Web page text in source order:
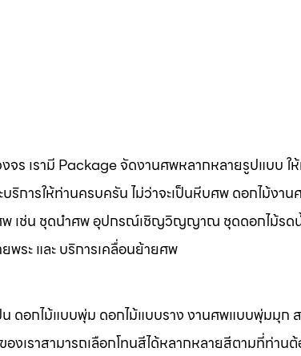
ร เรามี Package จัดงานศพหลากหลายรูปแบบ ใ
การให้ท่านครบครัน ไม่ว่าจะเป็นหีบศพ ดอกไม้งา
ศพ เช่น ชุดนำศพ อุปกรณ์เชิญวิญญาณ ชุดดอกไม้รด
ระ และ บริการเคลื่อนย้ายศพ
น ดอกไม้แบบพุ่ม ดอกไม้แบบราง งานศพแบบพุ่มมุก
เราสามารถเลือกโทนสีได้หลากหลายสีตามที่ท่าน